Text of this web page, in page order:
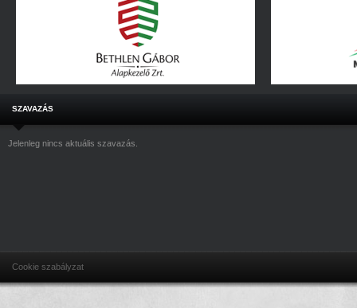
SZAVAZÁS
Jelenleg nincs aktuális szavazás.
Cookie szabályzat